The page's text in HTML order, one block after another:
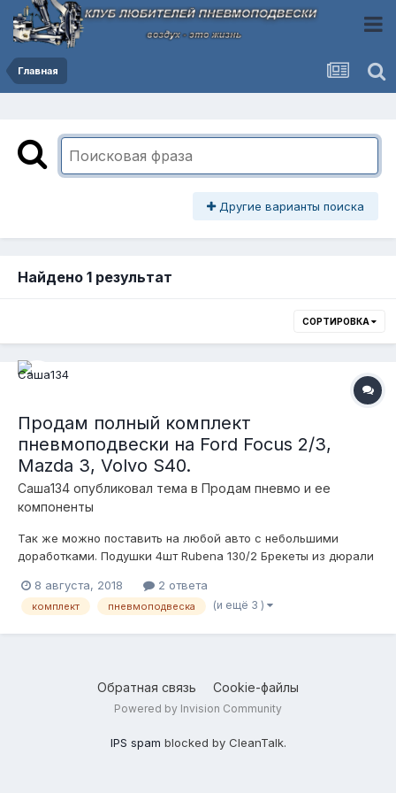
Главная
Другие варианты поиска
Найдено 1 результат
СОРТИРОВКА
Продам полный комплект
пневмоподвески на Ford Focus 2/3,
Mazda 3, Volvo S40.
Саша134 опубликовал тема в Продам пневмо и ее
компоненты
Так же можно поставить на любой авто с небольшими
доработками. Подушки 4шт Rubena 130/2 Брекеты из дюрали
клапан аварийного сброса, порт для подкачки шин, и т д. Все
магистрали трубка 8 ( скорость работы хорошая) Компре...
8 августа, 2018 2 ответа
комплект пневмоподвеска (и ещё 3 )
Обратная связь Cookie-файлы
Powered by Invision Community
IPS spam blocked by CleanTalk.